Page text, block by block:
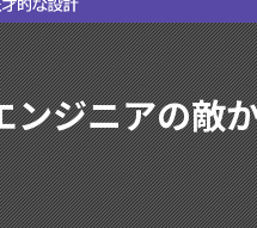
ンジニアの敵